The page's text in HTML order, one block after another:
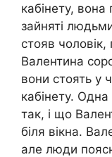
кабінету, вона
зайняті
стояв чоловік,
Валентина
вони стоять у
кабінету.
так, і що
біля вікна.
але люди